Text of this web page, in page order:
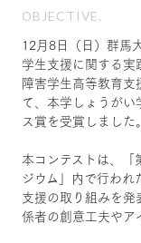
OBJECTIVE.
12月8日（日）群馬
学生支援に関する
障害学生高等教育
て、本学しょうがい
ス賞を受賞しました。
本コンテストは、「
ジウム」内で行わ
支援の取り組みを
係者の創意工夫やア